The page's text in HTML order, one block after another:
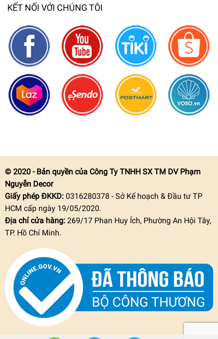
KẾT NỐI VỚI CHÚNG TÔI
© 2020 - Bản quyền của Công Ty TNHH SX TM DV Phạm
Nguyễn Decor
Giấy phép ĐKKD:0316280378 - Sở Kế hoạch & Đầu tư TP
HCM cấp ngày 19/05/2020.
Địa chỉ cửa hàng: 269/17 Phan Huy Ích, Phường An Hội Tây,
TP. Hồ Chí Minh.